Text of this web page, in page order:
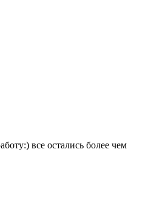
все остались более чем